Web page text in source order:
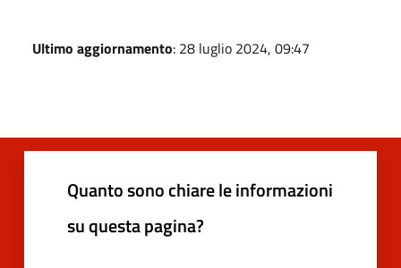
Ultimo aggiornamento: 28 luglio 2024, 09:47
Quanto sono chiare le informazioni
su questa pagina?